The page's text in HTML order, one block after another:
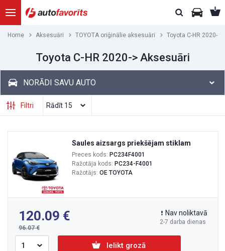
Home Aksesuāri TOYOTA oriģinālie aksesuāri Toyota C-HR 2020->
Toyota C-HR 2020-> Aksesuāri
NORĀDI SAVU AUTO
Filtri
Saules aizsargs priekšējam stiklam
Preces kods: PC234F4001
Ražotāja kods: PC234-F4001
Ražotājs: OE TOYOTA
120.09
96.07
2-7 darba dienas
Nav noliktavā
Ielikt grozā